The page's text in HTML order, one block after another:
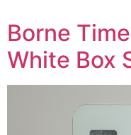
Borne
White Box